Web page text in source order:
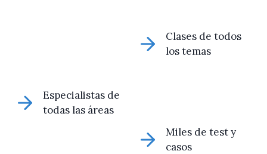
Clases de todos
los temas
Especialistas de
todas las áreas
Miles de test y
casos